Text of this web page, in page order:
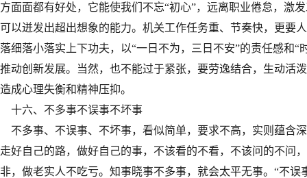
方面面都有好处，它能使我们不忘“初心”，远离职业倦怠，激
可以迸发出超出想象的能力。机关工作任务重、节奏快，更要
落细落小落实上下功夫，以“一日不为，三日不安”的责任感和
推动创新发展。当然，也不能过于紧张，要劳逸结合，生动活
造成心理失衡和精神压抑。
十六、不多事不误事不坏事
不多事、不误事、不坏事，看似简单，要求不高，实则蕴含
走好自己的路，做好自己的事，不该看的不看，不该问的不问
非，做老实人不吃亏。知事晓事不多事，就会太平无事。“不